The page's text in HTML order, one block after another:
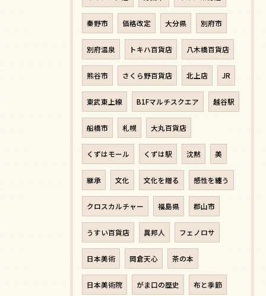
秦野市 価格改定 大分県 別府市
別府温泉 トキハ百貨店 八木橋百貨店
熊谷市 さくら野百貨店 北上店 JR
東武東上線 B1Fマルチスクエア 越谷駅
船橋市 札幌 大丸百貨店
くずはモール くずは駅 沈黙 美
継承 文化 文化を贈る 感性を纏う
クロスカルチャー 福島県 郡山市
うすい百貨店 異邦人 フェノロサ
日本美術 岡倉天心 茶の本
日本美術院 がま口の歴史 布と季節